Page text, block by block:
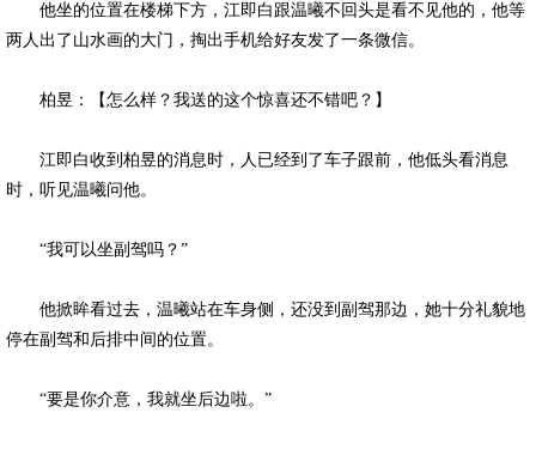
他坐的位置在楼梯下方，江即白跟温曦不回头是看不见他的，他等
两人出了山水画的大门，掏出手机给好友发了一条微信。
柏昱：【怎么样？我送的这个惊喜还不错吧？】
江即白收到柏昱的消息时，人已经到了车子跟前，他低头看消息
时，听见温曦问他。
“我可以坐副驾吗？”
他掀眸看过去，温曦站在车身侧，还没到副驾那边，她十分礼貌地
停在副驾和后排中间的位置。
“要是你介意，我就坐后边啦。”